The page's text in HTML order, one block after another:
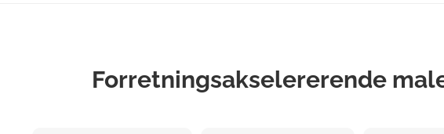
Forretningsakselererende